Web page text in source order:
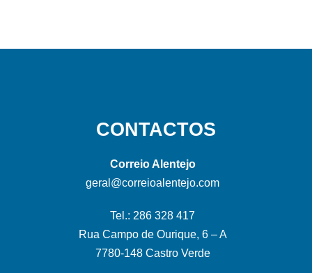
CONTACTOS
Correio Alentejo
geral@correioalentejo.com
Tel.: 286 328 417
Rua Campo de Ourique, 6 – A
7780-148 Castro Verde